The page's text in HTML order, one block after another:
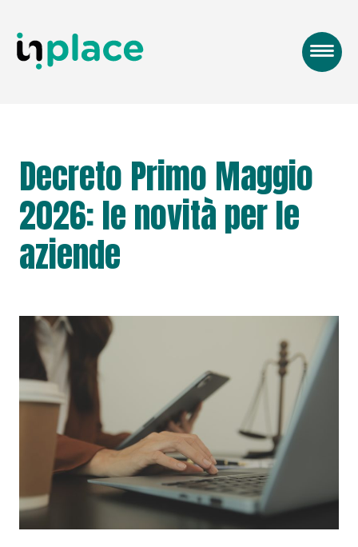
Decreto Primo Maggio
2026: le novità per le
aziende